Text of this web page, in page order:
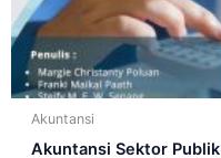
Akuntansi
Akuntansi Sektor Publik